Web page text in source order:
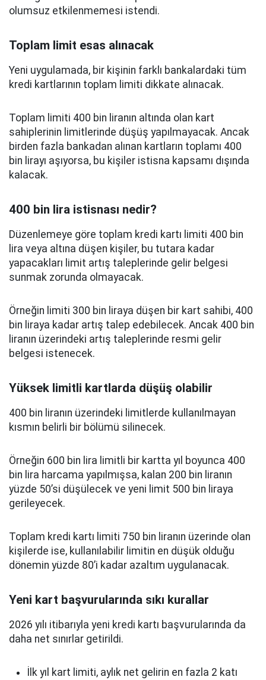
olumsuz etkilenmemesi istendi.
Toplam limit esas alınacak
Yeni uygulamada, bir kişinin farklı bankalardaki tüm
kredi kartlarının toplam limiti dikkate alınacak.
Toplam limiti 400 bin liranın altında olan kart
sahiplerinin limitlerinde düşüş yapılmayacak. Ancak
birden fazla bankadan alınan kartların toplamı 400
bin lirayı aşıyorsa, bu kişiler istisna kapsamı dışında
kalacak.
400 bin lira istisnası nedir?
Düzenlemeye göre toplam kredi kartı limiti 400 bin
lira veya altına düşen kişiler, bu tutara kadar
yapacakları limit artış taleplerinde gelir belgesi
sunmak zorunda olmayacak.
Örneğin limiti 300 bin liraya düşen bir kart sahibi, 400
bin liraya kadar artış talep edebilecek. Ancak 400 bin
liranın üzerindeki artış taleplerinde resmi gelir
belgesi istenecek.
Yüksek limitli kartlarda düşüş olabilir
400 bin liranın üzerindeki limitlerde kullanılmayan
kısmın belirli bir bölümü silinecek.
Örneğin 600 bin lira limitli bir kartta yıl boyunca 400
bin lira harcama yapılmışsa, kalan 200 bin liranın
yüzde 50’si düşülecek ve yeni limit 500 bin liraya
gerileyecek.
Toplam kredi kartı limiti 750 bin liranın üzerinde olan
kişilerde ise, kullanılabilir limitin en düşük olduğu
dönemin yüzde 80’i kadar azaltım uygulanacak.
Yeni kart başvurularında sıkı kurallar
2026 yılı itibarıyla yeni kredi kartı başvurularında da
daha net sınırlar getirildi.
İlk yıl kart limiti, aylık net gelirin en fazla 2 katı